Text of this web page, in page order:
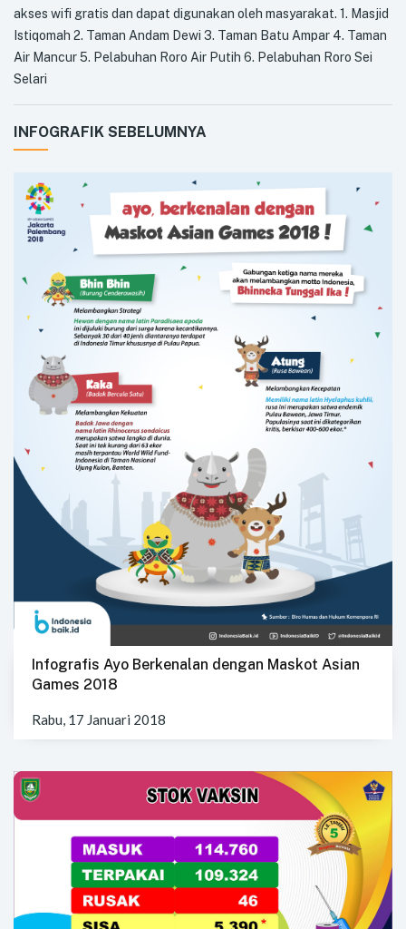
akses wifi gratis dan dapat digunakan oleh masyarakat. 1. Masjid
Istiqomah 2. Taman Andam Dewi 3. Taman Batu Ampar 4. Taman
Air Mancur 5. Pelabuhan Roro Air Putih 6. Pelabuhan Roro Sei
Selari
INFOGRAFIK SEBELUMNYA
Infografis Ayo Berkenalan dengan Maskot Asian
Games 2018
Rabu, 17 Januari 2018